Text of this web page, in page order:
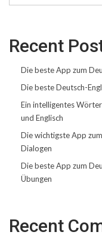
Recent
Die beste App zum
Die beste Deutsch-
Ein intelligentes
und Englisch
Die wichtigste App
Dialogen
Die beste App zum
Übungen
Recent